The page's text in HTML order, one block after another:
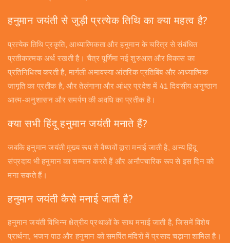
हनुमान जयंती से जुड़ी प्रत्येक तिथि का क्या महत्व है?
प्रत्येक तिथि प्रकृति, आध्यात्मिकता और हनुमान के चरित्र से संबंधित
प्रतीकात्मक अर्थ रखती है। चैत्र पूर्णिमा नई शुरुआत और विकास का
प्रतिनिधित्व करती है, मार्गली अमावस्या आंतरिक प्रतिबिंब और आध्यात्मिक
जागृति का प्रतीक है, और तेलंगाना और आंध्र प्रदेश में 41 दिवसीय अनुष्ठान
आत्म-अनुशासन और समर्पण की अवधि का प्रतीक है।
क्या सभी हिंदू हनुमान जयंती मनाते हैं?
जबकि हनुमान जयंती मुख्य रूप से वैष्णवों द्वारा मनाई जाती है, अन्य हिंदू
संप्रदाय भी हनुमान का सम्मान करते हैं और अनौपचारिक रूप से इस दिन को
मना सकते हैं।
हनुमान जयंती कैसे मनाई जाती है?
हनुमान जयंती विभिन्न क्षेत्रीय प्रथाओं के साथ मनाई जाती है, जिसमें विशेष
प्रार्थना, भजन पाठ और हनुमान को समर्पित मंदिरों में प्रसाद चढ़ाना शामिल है।